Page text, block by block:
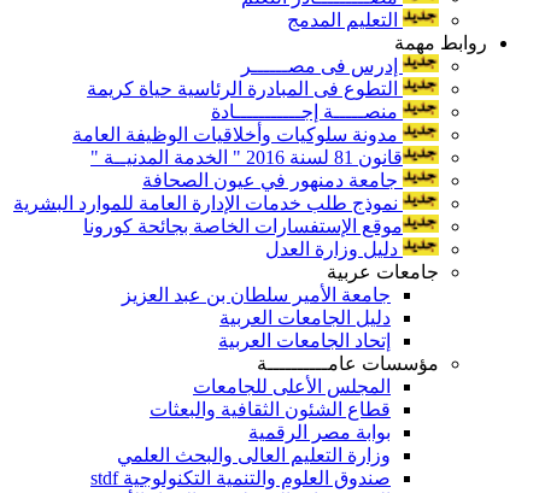
التعليم المدمج
روابط مهمة
إدرس فى مصــــــر
التطوع فى المبادرة الرئاسية حياة كريمة
منصـــــة إجـــــــــــادة
مدونة سلوكيات وأخلاقيات الوظيفة العامة
قانون 81 لسنة 2016 " الخدمة المدنيــة "
جامعة دمنهور في عيون الصحافة
نموذج طلب خدمات الإدارة العامة للموارد البشرية
موقع الإستفسارات الخاصة بجائحة كورونا
دليل وزارة العدل
جامعات عربية
جامعة الأمير سلطان بن عبد العزيز
دليل الجامعات العربية
إتحاد الجامعات العربية
مؤسسات عامــــــــــة
المجلس الأعلى للجامعات
قطاع الشئون الثقافية والبعثات
بوابة مصر الرقمية
وزارة التعليم العالى والبحث العلمي
صندوق العلوم والتنمية التكنولوجية stdf